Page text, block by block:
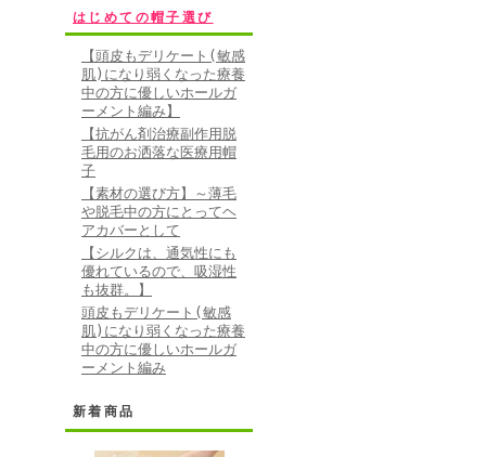
はじめての帽子選び
【頭皮もデリケート(敏感
肌)になり弱くなった療養
中の方に優しいホールガ
ーメント編み】
【抗がん剤治療副作用脱
毛用のお洒落な医療用帽
子
【素材の選び方】～薄毛
や脱毛中の方にとってヘ
アカバーとして
【シルクは、通気性にも
優れているので、吸湿性
も抜群。】
頭皮もデリケート(敏感
肌)になり弱くなった療養
中の方に優しいホールガ
ーメント編み
新着商品